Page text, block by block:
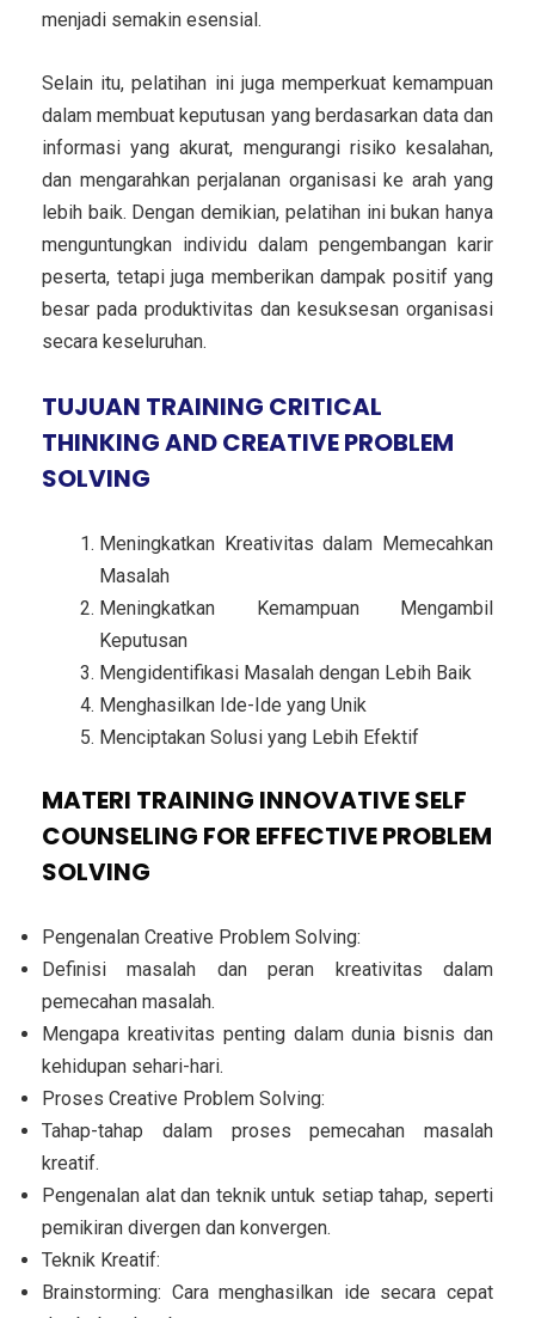
menjadi semakin esensial.
Selain itu, pelatihan ini juga memperkuat kemampuan
dalam membuat keputusan yang berdasarkan data dan
informasi yang akurat, mengurangi risiko kesalahan,
dan mengarahkan perjalanan organisasi ke arah yang
lebih baik. Dengan demikian, pelatihan ini bukan hanya
menguntungkan individu dalam pengembangan karir
peserta, tetapi juga memberikan dampak positif yang
besar pada produktivitas dan kesuksesan organisasi
secara keseluruhan.
TUJUAN TRAINING CRITICAL
THINKING AND CREATIVE PROBLEM
SOLVING
Meningkatkan Kreativitas dalam Memecahkan
Masalah
Meningkatkan Kemampuan Mengambil
Keputusan
Mengidentifikasi Masalah dengan Lebih Baik
Menghasilkan Ide-Ide yang Unik
Menciptakan Solusi yang Lebih Efektif
MATERI TRAINING INNOVATIVE SELF
COUNSELING FOR EFFECTIVE PROBLEM
SOLVING
Pengenalan Creative Problem Solving:
Definisi masalah dan peran kreativitas dalam
pemecahan masalah.
Mengapa kreativitas penting dalam dunia bisnis dan
kehidupan sehari-hari.
Proses Creative Problem Solving:
Tahap-tahap dalam proses pemecahan masalah
kreatif.
Pengenalan alat dan teknik untuk setiap tahap, seperti
pemikiran divergen dan konvergen.
Teknik Kreatif:
Brainstorming: Cara menghasilkan ide secara cepat